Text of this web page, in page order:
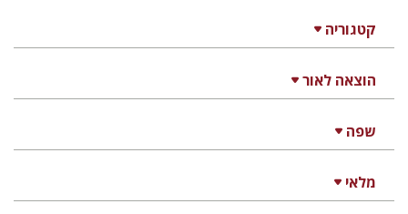
קטגוריה
הוצאה לאור
שפה
מלאי